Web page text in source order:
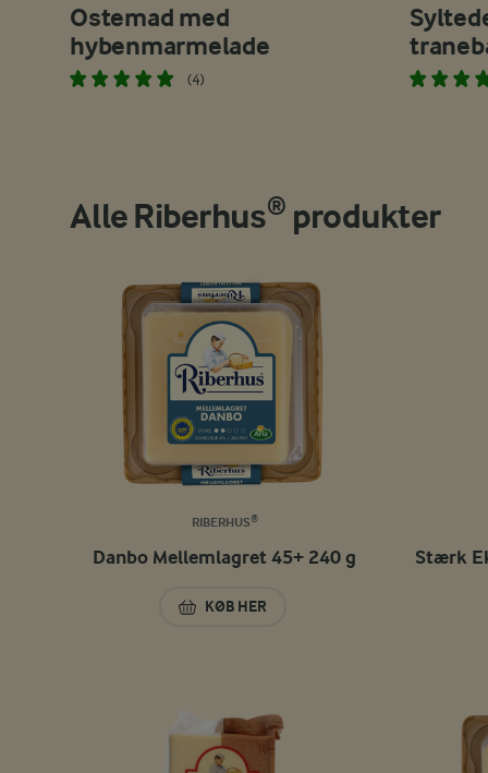
Ostemad med
hybenmarmelade
(4)
Alle Riberhus® produkter
RIBERHUS®
Danbo Mellemlagret 45+ 240 g
KØB HER
DANBO MELLEMLAGRET 45+ 240 G
Stærk